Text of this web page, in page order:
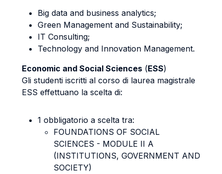
Big data and business analytics;
Green Management and Sustainability;
IT Consulting;
Technology and Innovation Management.
Economic and Social Sciences (ESS)
Gli studenti iscritti al corso di laurea magistrale
ESS effettuano la scelta di:
1 obbligatorio a scelta tra:
FOUNDATIONS OF SOCIAL
SCIENCES - MODULE II A
(INSTITUTIONS, GOVERNMENT AND
SOCIETY)